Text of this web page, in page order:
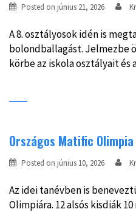
Posted on június 21, 2026
A 8. osztályosok idén is
bolondballagást. Jelmezbe
körbe az iskola osztályait és
Országos Matific Olimpia
Posted on június 10, 2026
Az idei tanévben is
Olimpiára. 12 alsós kisdiák